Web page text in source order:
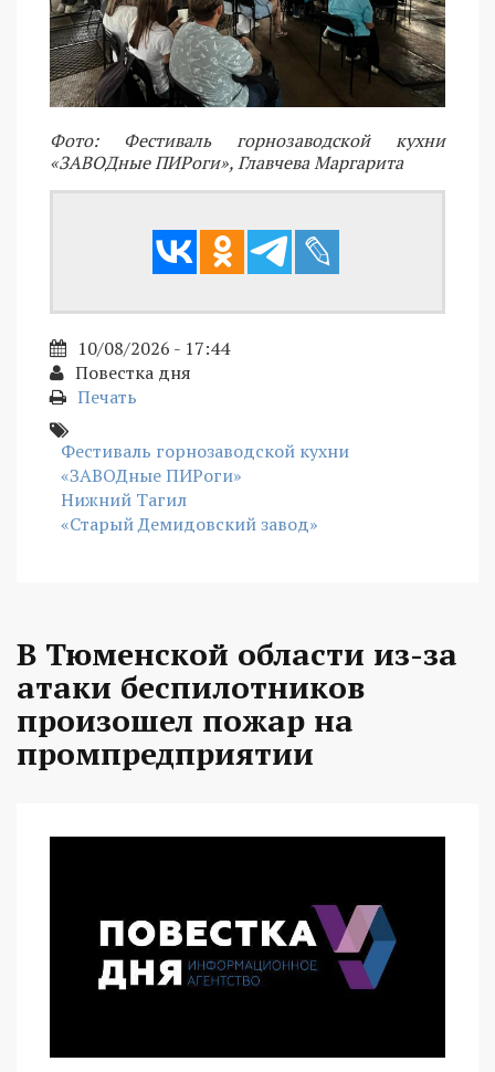
Фото: Фестиваль горнозаводской кухни
«ЗАВОДные ПИРоги», Главчева Маргарита
10/08/2026 - 17:44
Повестка дня
Печать
Фестиваль горнозаводской кухни
«ЗАВОДные ПИРоги»
Нижний Тагил
«Старый Демидовский завод»
В Тюменской области из-за
атаки беспилотников
произошел пожар на
промпредприятии